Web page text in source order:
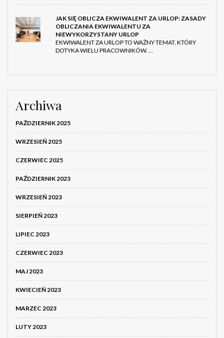
JAK SIĘ OBLICZA EKWIWALENT ZA URLOP: ZASADY
OBLICZANIA EKWIWALENTU ZA
NIEWYKORZYSTANY URLOP
EKWIWALENT ZA URLOP TO WAŻNY TEMAT, KTÓRY
DOTYKA WIELU PRACOWNIKÓW. …
Archiwa
PAŹDZIERNIK 2025
WRZESIEŃ 2025
CZERWIEC 2025
PAŹDZIERNIK 2023
WRZESIEŃ 2023
SIERPIEŃ 2023
LIPIEC 2023
CZERWIEC 2023
MAJ 2023
KWIECIEŃ 2023
MARZEC 2023
LUTY 2023